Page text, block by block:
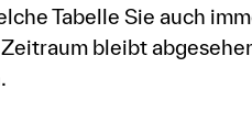
Tabelle Sie auch
bleibt